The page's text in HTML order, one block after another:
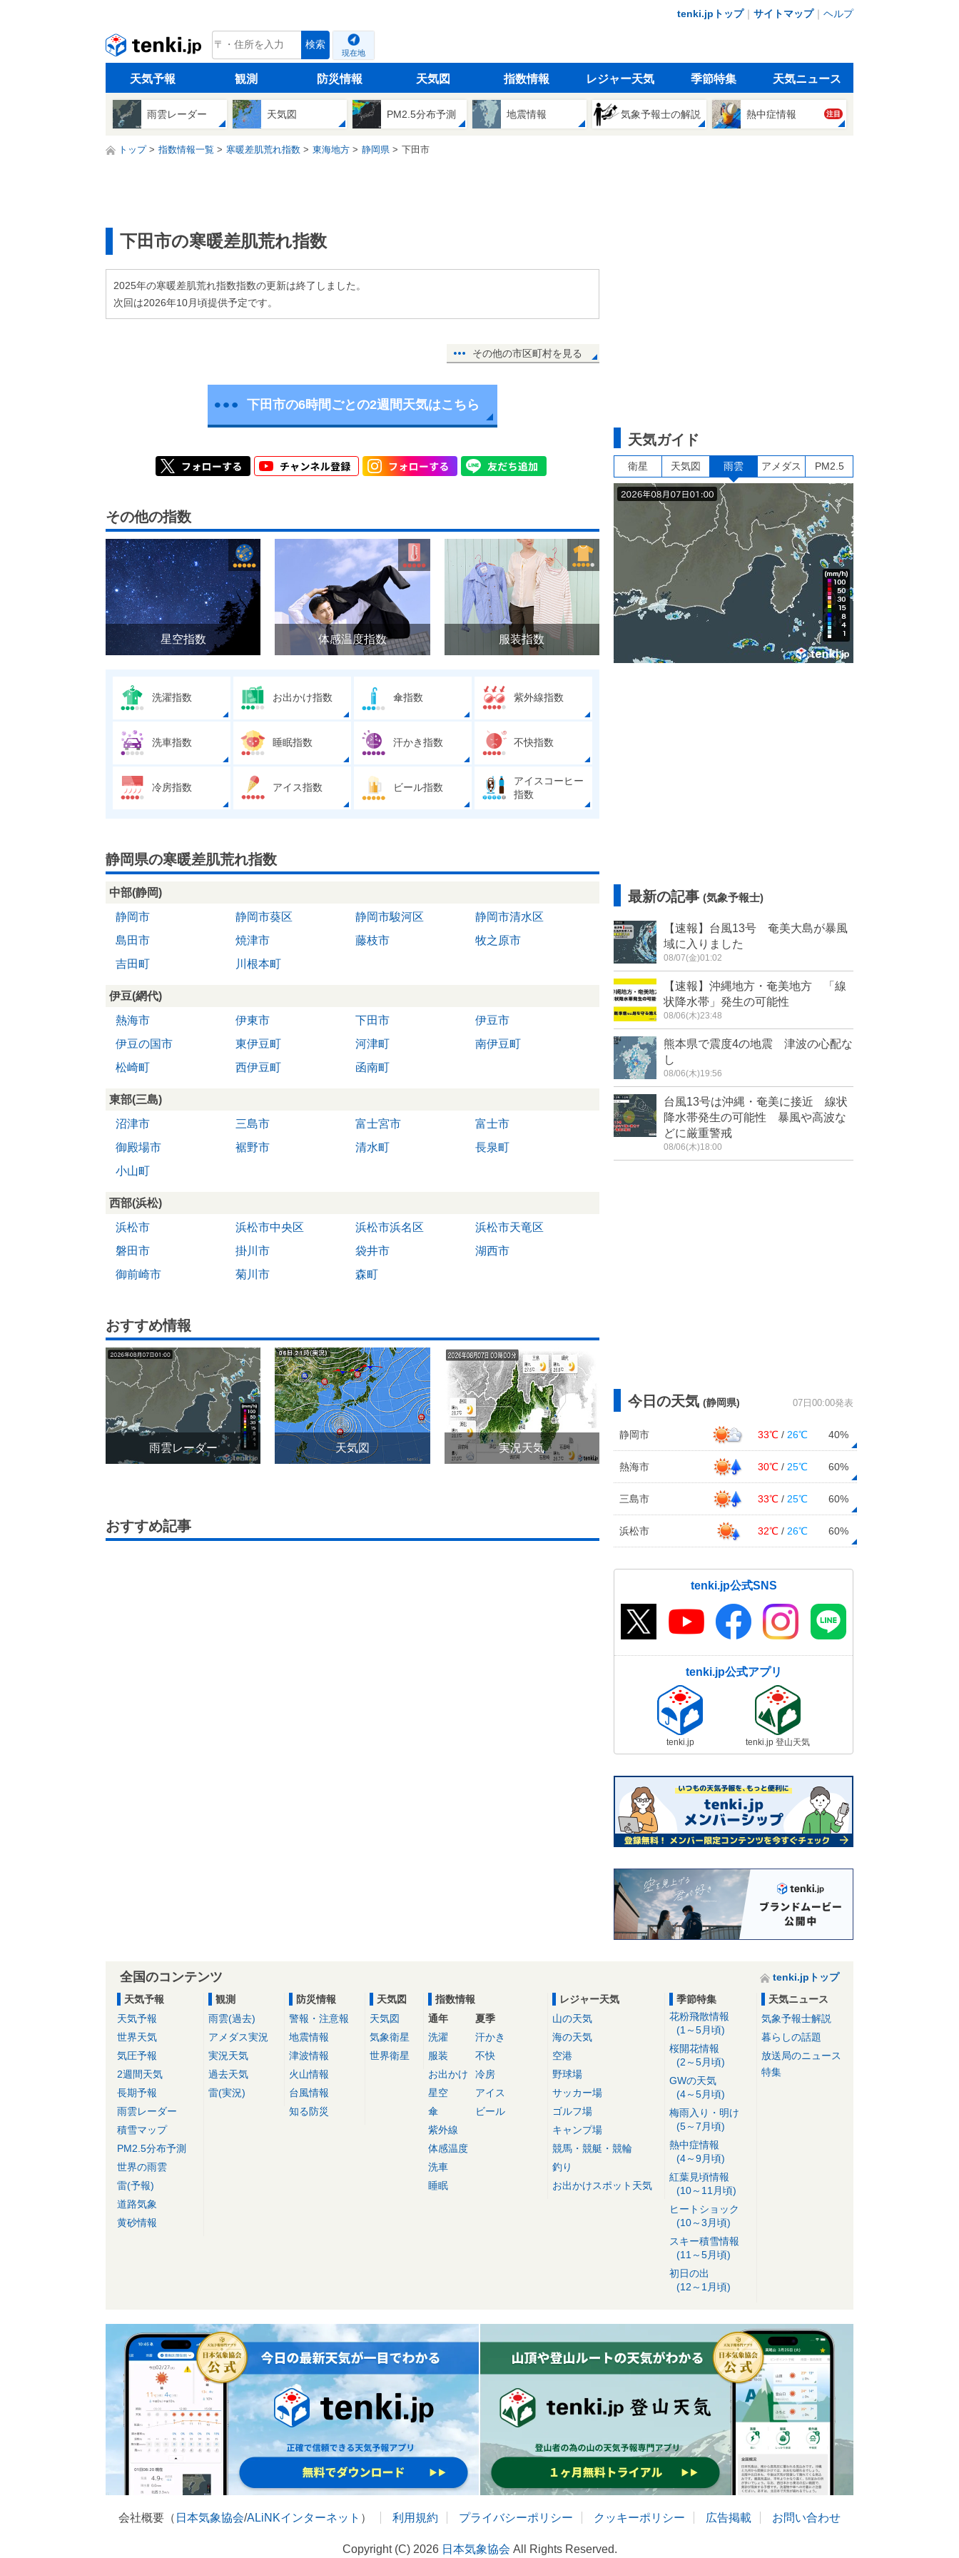
tenki.jpトップ｜ サイトマップ｜ ヘルプ
tenki.jp 検索
現在地
天気予報 観測 防災情報 天気図 指数情報 レジャー天気 季節特集 天気ニュース
雨雲レーダー 天気図 PM2.5分布予測 地震情報 気象予報士の解説 熱中症情報 注目
トップ 指数情報一覧 寒暖差肌荒れ指数 東海地方 静岡県 下田市
下田市の寒暖差肌荒れ指数
2025年の寒暖差肌荒れ指数指数の更新は終了しました。
次回は2026年10月頃提供予定です。
その他の市区町村を見る
下田市の6時間ごとの2週間天気はこちら
その他の指数
星空指数 体感温度指数 服装指数
洗濯指数 お出かけ指数 傘指数 紫外線指数
洗車指数 睡眠指数 汗かき指数 不快指数
冷房指数 アイス指数 ビール指数
アイスコーヒー
指数
静岡県の寒暖差肌荒れ指数
中部(静岡)
静岡市
静岡市葵区 静岡市駿河区
静岡市清水区
島田市
焼津市 藤枝市
牧之原市
吉田町
川根本町
伊豆(網代)
熱海市
伊東市 下田市
伊豆市
伊豆の国市
東伊豆町 河津町
南伊豆町
松崎町
西伊豆町 函南町
東部(三島)
沼津市
三島市 富士宮市
富士市
御殿場市
裾野市 清水町
長泉町
小山町
西部(浜松)
浜松市
浜松市中央区 浜松市浜名区
浜松市天竜区
磐田市
掛川市 袋井市
湖西市
御前崎市
菊川市 森町
おすすめ情報
雨雲レーダー 天気図 実況天気
おすすめ記事
天気ガイド
衛星 天気図 雨雲 アメダス PM2.5
最新の記事 (気象予報士)
【速報】台風13号 奄美大島が暴風
域に入りました
08/07(金)01:02
【速報】沖縄地方・奄美地方 「線
状降水帯」発生の可能性
08/06(木)23:48
熊本県で震度4の地震 津波の心配な
し
08/06(木)19:56
台風13号は沖縄・奄美に接近 線状
降水帯発生の可能性 暴風や高波な
どに厳重警戒
08/06(木)18:00
今日の天気 (静岡県) 07日00:00発表
静岡市 33℃ / 26℃ 40%
熱海市 30℃ / 25℃ 60%
三島市 33℃ / 25℃ 60%
浜松市 32℃ / 26℃ 60%
tenki.jp公式SNS
tenki.jp公式アプリ
tenki.jp tenki.jp 登山天気
全国のコンテンツ
tenki.jpトップ
天気予報
天気予報
世界天気
気圧予報
2週間天気
長期予報
雨雲レーダー
積雪マップ
PM2.5分布予測
世界の雨雲
雷(予報)
道路気象
黄砂情報
観測
雨雲(過去)
アメダス実況
実況天気
過去天気
雷(実況)
防災情報
警報・注意報
地震情報
津波情報
火山情報
台風情報
知る防災
天気図
天気図
気象衛星
世界衛星
指数情報
通年
洗濯
服装
お出かけ
星空
傘
紫外線
体感温度
洗車
睡眠
夏季
汗かき
不快
冷房
アイス
ビール
レジャー天気
山の天気
海の天気
空港
野球場
サッカー場
ゴルフ場
キャンプ場
競馬・競艇・競輪
釣り
お出かけスポット天気
季節特集
花粉飛散情報
(1～5月頃)
桜開花情報
(2～5月頃)
GWの天気
(4～5月頃)
梅雨入り・明け
(5～7月頃)
熱中症情報
(4～9月頃)
紅葉見頃情報
(10～11月頃)
ヒートショック
(10～3月頃)
スキー積雪情報
(11～5月頃)
初日の出
(12～1月頃)
天気ニュース
気象予報士解説
暮らしの話題
放送局のニュース
特集
会社概要（ 日本気象協会/ALiNKインターネット ） 利用規約 プライバシーポリシー クッキーポリシー 広告掲載 お問い合わせ
Copyright (C) 2026 日本気象協会 All Rights Reserved.